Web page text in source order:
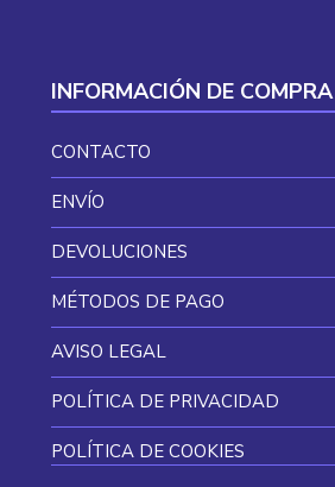
INFORMACIÓN DE COMPRA
CONTACTO
ENVÍO
DEVOLUCIONES
MÉTODOS DE PAGO
AVISO LEGAL
POLÍTICA DE PRIVACIDAD
POLÍTICA DE COOKIES